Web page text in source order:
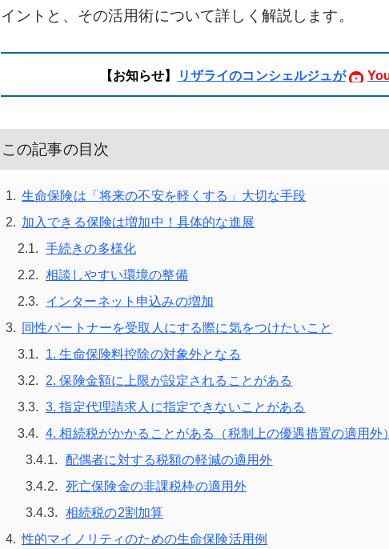
イントと、その活用術について詳しく解説します。
【お知らせ】 リザライのコンシェルジュが
この記事の目次
生命保険は「将来の不安を軽くする」大切な手段
加入できる保険は増加中！具体的な進展
手続きの多様化
相談しやすい環境の整備
インターネット申込みの増加
同性パートナーを受取人にする際に気をつけたいこと
1. 生命保険料控除の対象外となる
2. 保険金額に上限が設定されることがある
3. 指定代理請求人に指定できないことがある
4. 相続税がかかることがある（税制上の優遇措置の適用外）
配偶者に対する税額の軽減の適用外
死亡保険金の非課税枠の適用外
相続税の2割加算
性的マイノリティのための生命保険活用例